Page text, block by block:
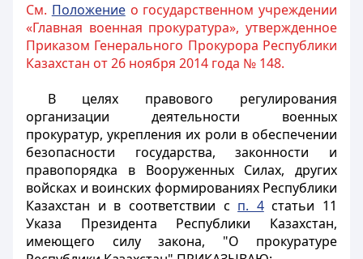
См. Положениео государственном учреждении
«Главная военная прокуратура», утвержденное
Приказом Генерального Прокурора Республики
Казахстан от 26 ноября 2014 года № 148.
В целях правового регулирования
организации деятельности военных
прокуратур, укрепления их роли в обеспечении
безопасности государства, законности и
правопорядка в Вооруженных Силах, других
войсках и воинских формированиях Республики
Казахстан и в соответствии с п. 4статьи 11
Указа Президента Республики Казахстан,
имеющего силу закона, "О прокуратуре